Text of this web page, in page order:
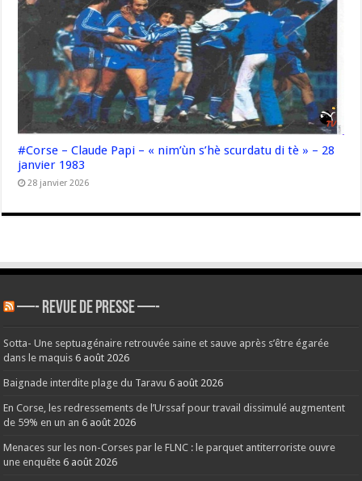
#Corse – Claude Papi – « nim’ùn s’hè scurdatu di tè » – 28
janvier 1983
28 janvier 2026
—- REVUE DE PRESSE —-
Sotta- Une septuagénaire retrouvée saine et sauve après s’être égarée
dans le maquis 6 août 2026
Baignade interdite plage du Taravu 6 août 2026
En Corse, les redressements de l’Urssaf pour travail dissimulé augmentent
de 59% en un an 6 août 2026
Menaces sur les non-Corses par le FLNC : le parquet antiterroriste ouvre
une enquête 6 août 2026